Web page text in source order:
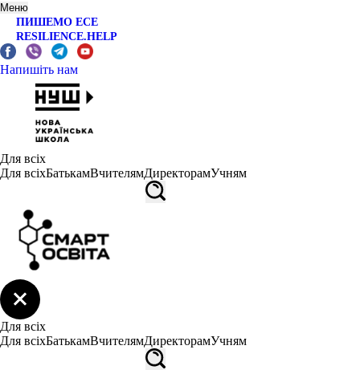
Меню
ПИШЕМО ЕСЕ
RESILIENCE.HELP
Напишіть нам
Для всіх
Для всіхБатькамВчителямДиректорамУчням
Для всіх
Для всіхБатькамВчителямДиректорамУчням